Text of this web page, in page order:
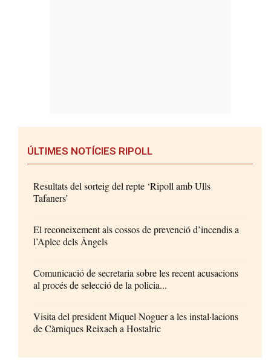
ÚLTIMES NOTÍCIES RIPOLL
Resultats del sorteig del repte ‘Ripoll amb Ulls
Tafaners’
El reconeixement als cossos de prevenció d’incendis a
l’Aplec dels Àngels
Comunicació de secretaria sobre les recent acusacions
al procés de selecció de la policia...
Visita del president Miquel Noguer a les instal·lacions
de Càrniques Reixach a Hostalric